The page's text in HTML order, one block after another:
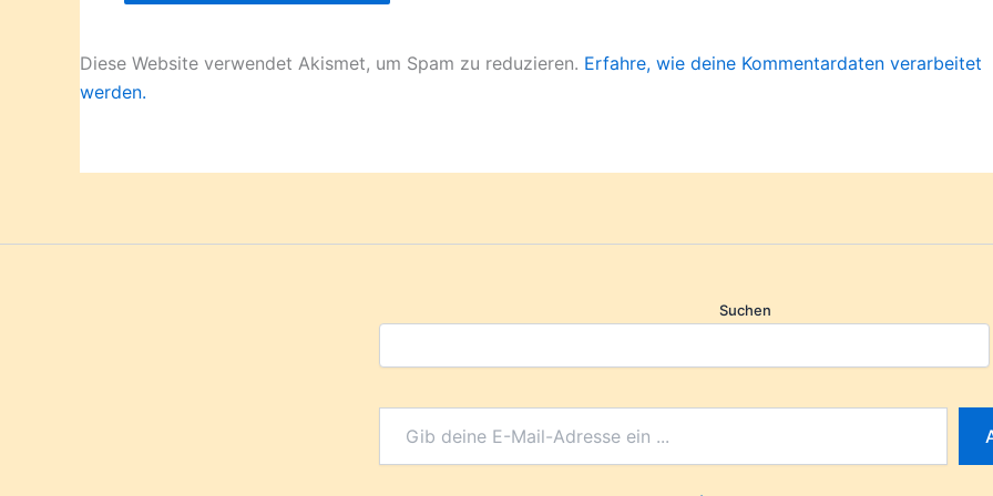
Diese Website verwendet Akismet, um Spam zu reduzieren. Erfahre, wie deine Kommentardaten verarbeitet
werden.
Suchen